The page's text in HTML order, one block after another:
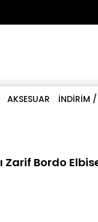
AKSESUAR İNDİRİM
Zarif Bordo